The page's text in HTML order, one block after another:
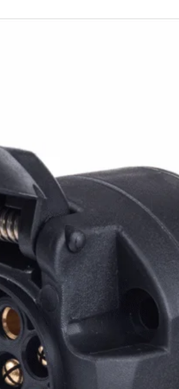
i analizować ruch w naszej
reklamowym i analitycznym.
podczas korzystania z ich usług.
nie będzie działać w zamierzony sposób bez
wygląd lub funkcjonowanie strony, np.